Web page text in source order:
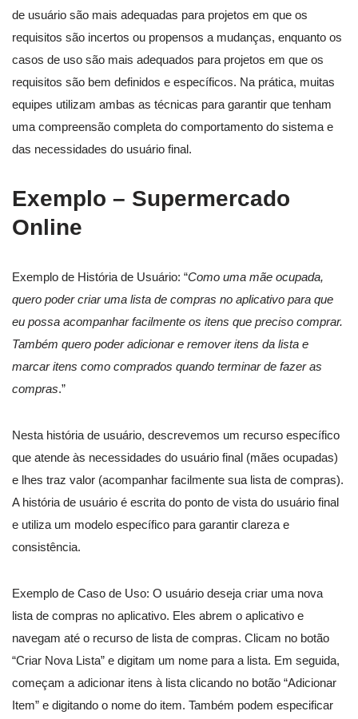
de usuário são mais adequadas para projetos em que os
requisitos são incertos ou propensos a mudanças, enquanto os
casos de uso são mais adequados para projetos em que os
requisitos são bem definidos e específicos. Na prática, muitas
equipes utilizam ambas as técnicas para garantir que tenham
uma compreensão completa do comportamento do sistema e
das necessidades do usuário final.
Exemplo – Supermercado
Online
Exemplo de História de Usuário: “Como uma mãe ocupada,
quero poder criar uma lista de compras no aplicativo para que
eu possa acompanhar facilmente os itens que preciso comprar.
Também quero poder adicionar e remover itens da lista e
marcar itens como comprados quando terminar de fazer as
compras.”
Nesta história de usuário, descrevemos um recurso específico
que atende às necessidades do usuário final (mães ocupadas)
e lhes traz valor (acompanhar facilmente sua lista de compras).
A história de usuário é escrita do ponto de vista do usuário final
e utiliza um modelo específico para garantir clareza e
consistência.
Exemplo de Caso de Uso: O usuário deseja criar uma nova
lista de compras no aplicativo. Eles abrem o aplicativo e
navegam até o recurso de lista de compras. Clicam no botão
“Criar Nova Lista” e digitam um nome para a lista. Em seguida,
começam a adicionar itens à lista clicando no botão “Adicionar
Item” e digitando o nome do item. Também podem especificar